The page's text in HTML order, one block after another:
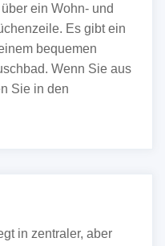
ein Wohn- und
Es gibt ein
bequemen
Wenn Sie aus
Sie in den
in zentraler, aber